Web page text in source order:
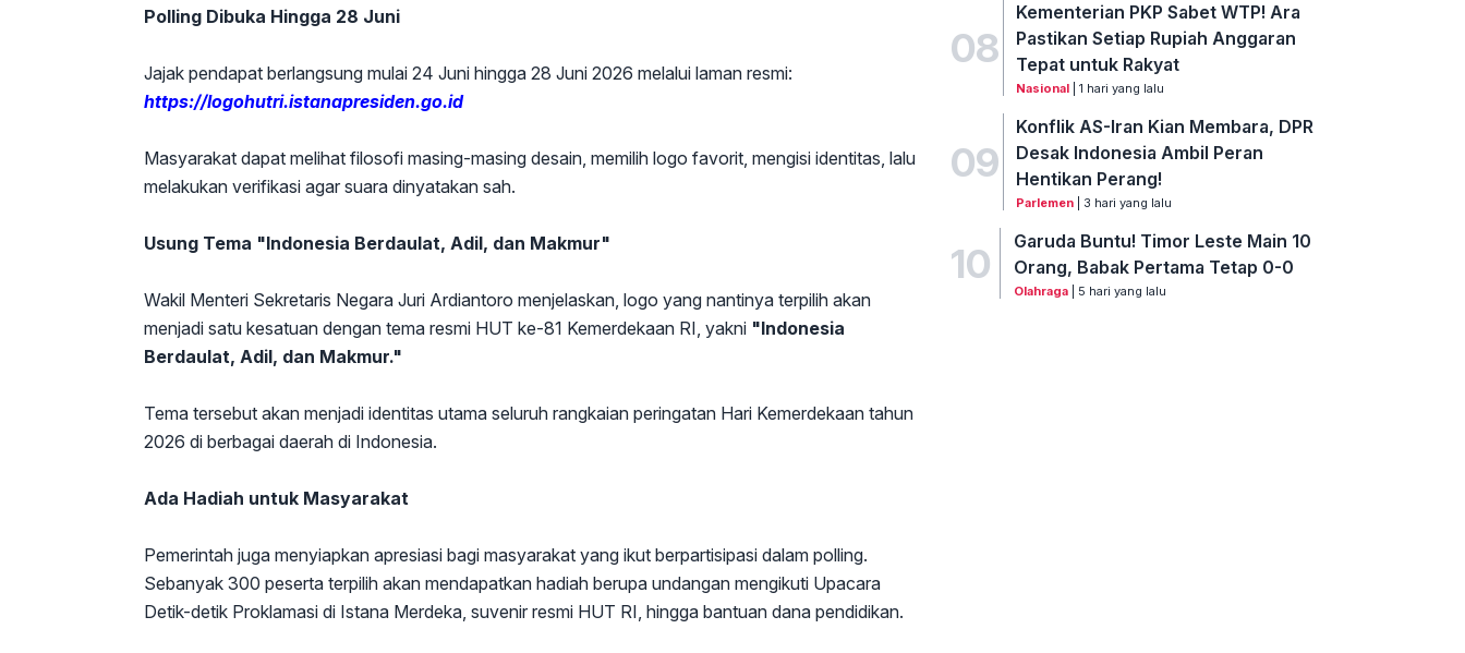
Polling Dibuka Hingga 28 Juni
Jajak pendapat berlangsung mulai 24 Juni hingga 28 Juni 2026 melalui laman resmi:
https://logohutri.istanapresiden.go.id
Masyarakat dapat melihat filosofi masing-masing desain, memilih logo favorit, mengisi identitas, lalu
melakukan verifikasi agar suara dinyatakan sah.
Usung Tema "Indonesia Berdaulat, Adil, dan Makmur"
Wakil Menteri Sekretaris Negara Juri Ardiantoro menjelaskan, logo yang nantinya terpilih akan
menjadi satu kesatuan dengan tema resmi HUT ke-81 Kemerdekaan RI, yakni "Indonesia
Berdaulat, Adil, dan Makmur."
Tema tersebut akan menjadi identitas utama seluruh rangkaian peringatan Hari Kemerdekaan tahun
2026 di berbagai daerah di Indonesia.
Ada Hadiah untuk Masyarakat
Pemerintah juga menyiapkan apresiasi bagi masyarakat yang ikut berpartisipasi dalam polling.
Sebanyak 300 peserta terpilih akan mendapatkan hadiah berupa undangan mengikuti Upacara
Detik-detik Proklamasi di Istana Merdeka, suvenir resmi HUT RI, hingga bantuan dana pendidikan.
08
Kementerian PKP Sabet WTP! Ara
Pastikan Setiap Rupiah Anggaran
Tepat untuk Rakyat
Nasional | 1 hari yang lalu
09
Konflik AS-Iran Kian Membara, DPR
Desak Indonesia Ambil Peran
Hentikan Perang!
Parlemen | 3 hari yang lalu
10
Garuda Buntu! Timor Leste Main 10
Orang, Babak Pertama Tetap 0-0
Olahraga| 5 hari yang lalu